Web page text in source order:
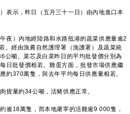
示，昨日（五月三十一日）由內地進口本
）內地經陸路和水路抵港的蔬菜供應量逾2
。經由漁農自然護理署（漁護署）及蔬菜統
公噸。菜芯及白菜昨日的平均批發價分別為
日批發價相若。雞蛋方面，批發市場供應繼
約370萬隻，與去年平均每日供應量相若。
量約34公噸，活豬供應正常。
18萬隻，而本地屠宰的活雞逾9 000隻，